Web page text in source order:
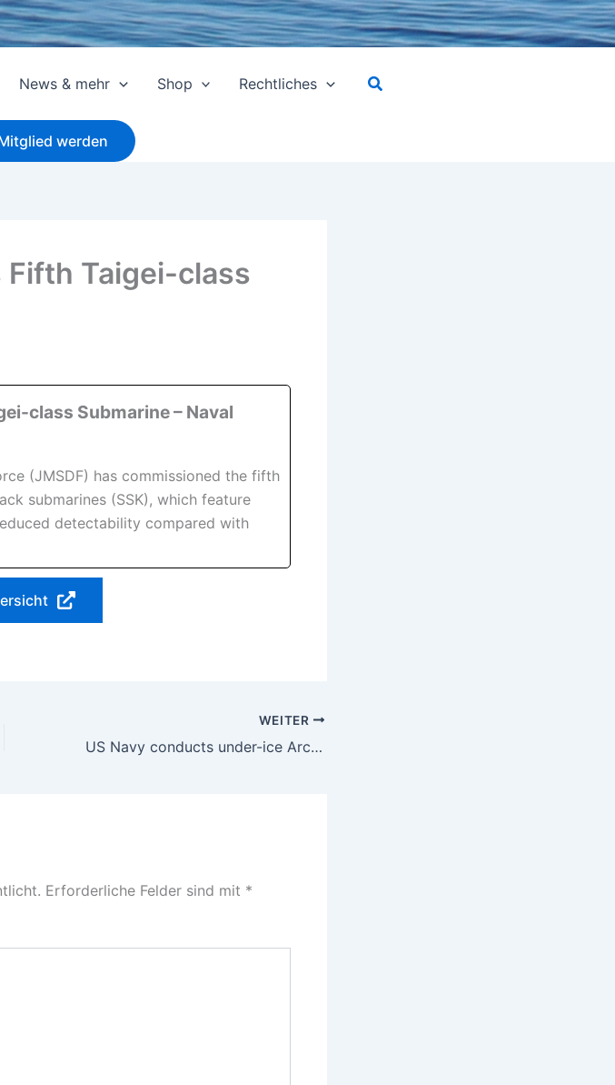
News & mehr Shop Rechtliches Suchen
werden
Taigei-class
class Submarine – Naval
(JMSDF) has commissioned the fifth
submarines (SSK), which feature
detectability compared with
WEITER
US Navy conducts under-ice Arctic exercise with Royal Navy submariners embarked
Erforderliche Felder sind mit *